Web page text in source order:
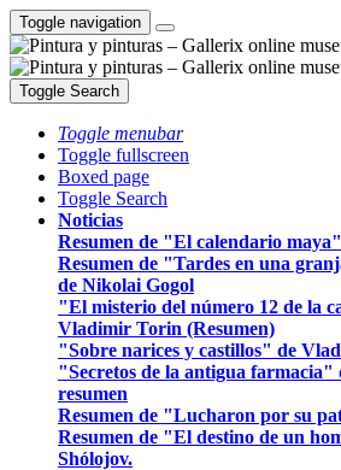
Toggle navigation
Toggle Search
Toggle menubar
Toggle fullscreen
Boxed page
Toggle Search
Noticias
Resumen de "El calendario
Resumen de "Tardes en una
de Nikolai Gogol
"El misterio del número 12 de la
Vladimir Torin (Resumen)
"Sobre narices y castillos" de
"Secretos de la antigua
resumen
Resumen de "Lucharon por su
Resumen de "El destino de un
Shólojov.